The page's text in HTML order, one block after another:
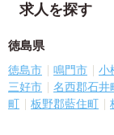
求人を探す
徳島県
徳島市 鳴門市 小
三好市
名西郡石井
町
板野郡藍住町